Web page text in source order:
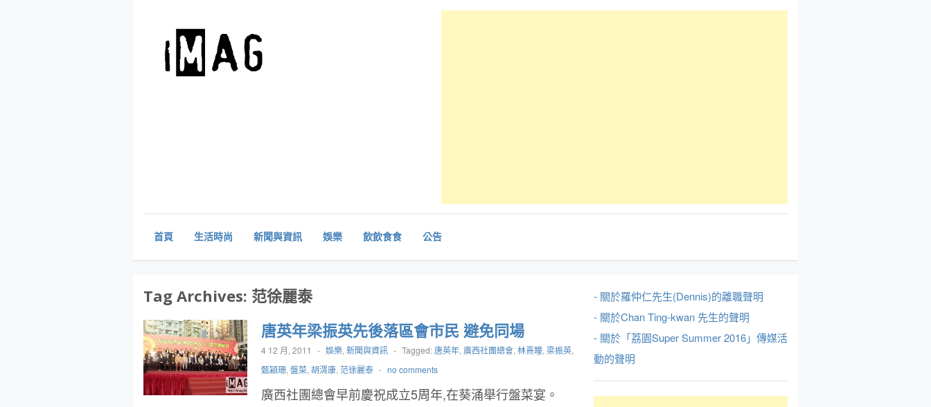
首頁 生活時尚 新聞與資訊 娛樂 飲飲食食 公告
Tag Archives: 范徐麗泰
唐英年梁振英先後落區會市民 避免同場
4 12 月, 2011 - 娛樂, 新聞與資訊 - Tagged: 唐英年, 廣西社團總會, 林熹瞳, 梁振英,
甄穎珊, 盤菜, 胡渭康, 范徐麗泰 - no comments
廣西社團總會早前慶祝成立5周年,在葵涌舉行盤菜宴。
- 關於羅仲仁先生(Dennis)的離職聲明
- 關於Chan Ting-kwan 先生的聲明
- 關於「荔園Super Summer 2016」傳媒活
動的聲明